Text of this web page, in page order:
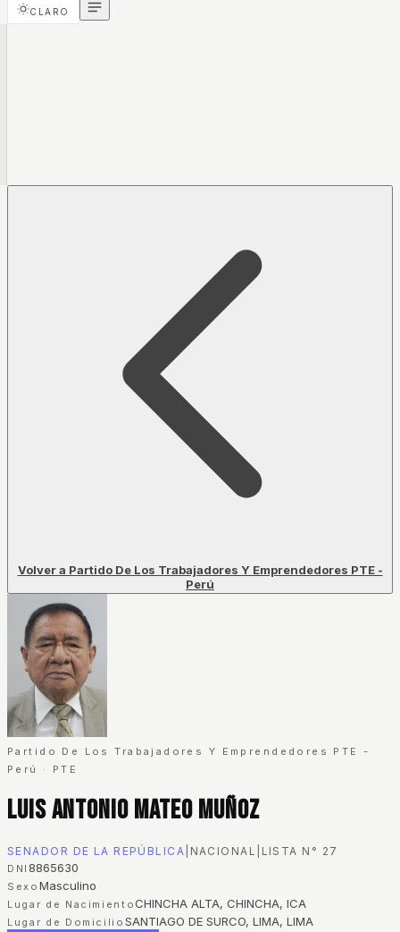
CLARO
Volver a Partido De Los Trabajadores Y Emprendedores PTE -
Perú
Partido De Los Trabajadores Y Emprendedores PTE -
Perú
· PTE
Luis Antonio Mateo Muñoz
SENADOR DE LA REPÚBLICA NACIONAL LISTA N° 27
DNI 8865630
Sexo Masculino
Lugar de NacimientoCHINCHA ALTA, CHINCHA, ICA
Lugar de Domicilio SANTIAGO DE SURCO, LIMA, LIMA